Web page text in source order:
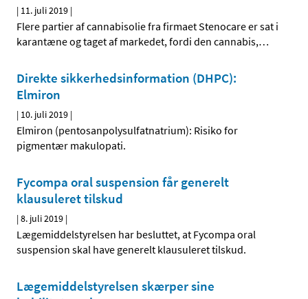
| 11. juli 2019 |
Flere partier af cannabisolie fra firmaet Stenocare er sat i
karantæne og taget af markedet, fordi den cannabis,…
Direkte sikkerhedsinformation (DHPC):
Elmiron
| 10. juli 2019 |
Elmiron (pentosanpolysulfatnatrium): Risiko for
pigmentær makulopati.
Fycompa oral suspension får generelt
klausuleret tilskud
|8. juli 2019 |
Lægemiddelstyrelsen har besluttet, at Fycompa oral
suspension skal have generelt klausuleret tilskud.
Lægemiddelstyrelsen skærper sine